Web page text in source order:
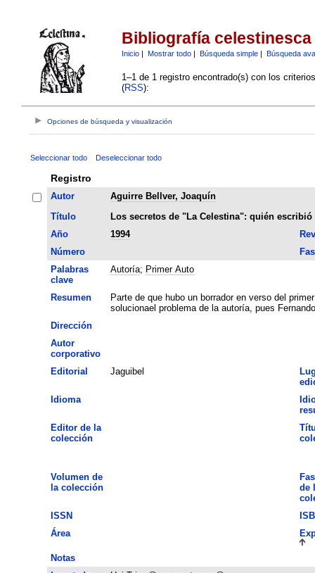
Bibliografía celestinesca
Inicio| Mostrar todo| Búsqueda simple| Búsqueda
1–1 de 1 registro encontrado(s) con los
(RSS):
Opciones de búsqueda y visualización
Seleccionar todo Deseleccionar todo
Registro
Autor
Aguirre Bellver, Joaquín
Título
Los secretos de "La Celestina": quién
Año
1994
Número
Palabras
clave
Autoría; Primer Auto
Resumen
Parte de que hubo un borrador en verso del
solucionael problema de la autoría, pues
Dirección
Autor
corporativo
Editorial
Jaguibel
Idioma
Editor de la
colección
Volumen de
la colección
de
ISSN
Área
Notas